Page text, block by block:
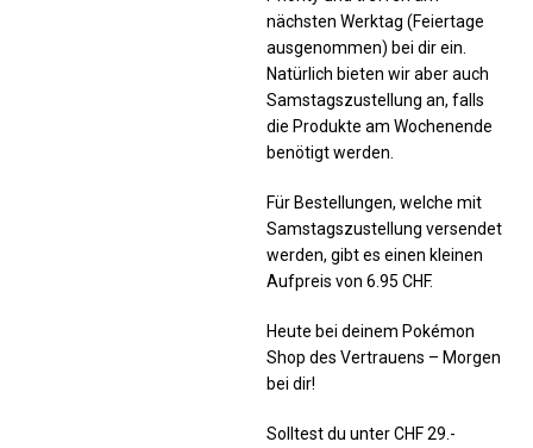
nächsten Werktag (Feiertage
ausgenommen) bei dir ein.
Natürlich bieten wir aber auch
Samstagszustellung an, falls
die Produkte am Wochenende
benötigt werden.
Für Bestellungen, welche mit
Samstagszustellung versendet
werden, gibt es einen kleinen
Aufpreis von 6.95 CHF.
Heute bei deinem Pokémon
Shop des Vertrauens – Morgen
bei dir!
Solltest du unter CHF 29.-